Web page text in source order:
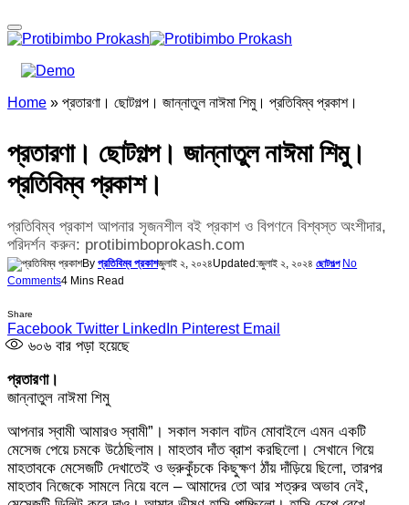
Home » প্রতারণা। ছোটগল্প। জান্নাতুল নাঈমা শিমু। প্রতিবিম্ব প্রকাশ।
প্রতারণা। ছোটগল্প। জান্নাতুল নাঈমা শিমু।
প্রতিবিম্ব প্রকাশ।
প্রতিবিম্ব প্রকাশ আপনার সৃজনশীল বই প্রকাশ ও বিপণনে বিশ্বস্ত অংশীদার,
পরিদর্শন করুন: protibimboprokash.com
By প্রতিবিম্ব প্রকাশজুলাই ২, ২০২৪Updated:জুলাই ২, ২০২৪ ছোটগল্প No
Comments4 Mins Read
Share
Facebook Twitter LinkedIn Pinterest Email
৬০৬ বার পড়া হয়েছে
প্রতারণা।
জান্নাতুল নাঈমা শিমু
আপনার স্বামী আমারও স্বামী”। সকাল সকাল বাটন মোবাইলে এমন একটি
মেসেজ পেয়ে চমকে উঠেছিলাম। মাহতাব দাঁত ব্রাশ করছিলো। সেখানে গিয়ে
মাহতাবকে মেসেজটি দেখাতেই ও ভ্রুকুঁচকে কিছুক্ষণ ঠাঁয় দাঁড়িয়ে ছিলো, তারপর
মাহতাব নিজেকে সামলে নিয়ে বলে – আমাদের তো আর শত্রুর অভাব নেই,